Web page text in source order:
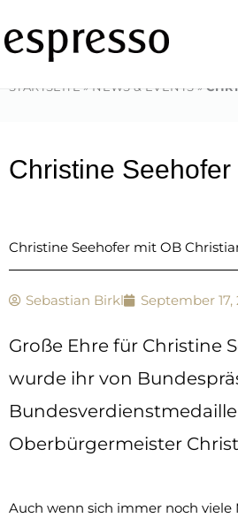
Inhalt
springen
STARTSEITE » NEWS & EVENTS »
Christine
Christine Seehofer mit OB
Sebastian Birkl September 17,
Große Ehre für Christine
wurde ihr von
Oberbürgermeister
Auch wenn sich immer noch